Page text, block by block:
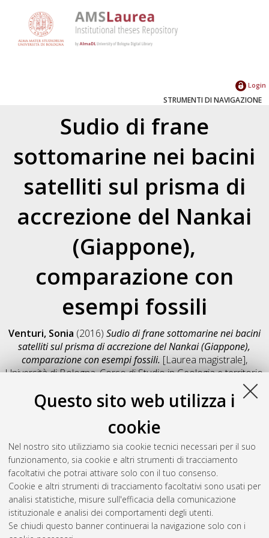
Questo sito web utilizza i
cookie
Nel nostro sito utilizziamo sia cookie tecnici necessari per il suo
funzionamento, sia cookie e altri strumenti di tracciamento
facoltativi che potrai attivare solo con il tuo consenso.
Cookie e altri strumenti di tracciamento facoltativi sono usati per
analisi statistiche, misure sull'efficacia della comunicazione
istituzionale e analisi dei comportamenti degli utenti.
Se chiudi questo banner continuerai la navigazione solo con i
Login
STRUMENTI DI NAVIGAZIONE
Sudio di frane
sottomarine nei bacini
satelliti sul prisma di
accrezione del Nankai
(Giappone),
comparazione con
esempi fossili
Venturi, Sonia (2016) Sudio di frane sottomarine nei bacini
satelliti sul prisma di accrezione del Nankai (Giappone),
comparazione con esempi fossili. [Laurea magistrale],
Università di Bologna, Corso di Studio inGeologia e territorio
Salva citazione
Condividi
Il full-text non è disponibile per scelta dell'autore. (
Abstract
Altri metadati
Gestione del documento: